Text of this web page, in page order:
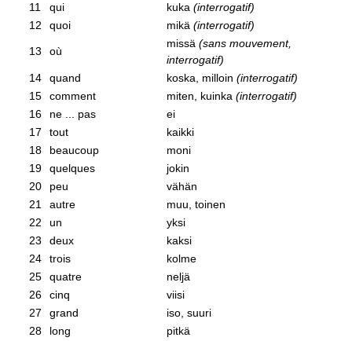
11
qui kuka (interrogatif)
12
quoi mikä (interrogatif)
13 où
missä (sans mouvement,
interrogatif)
14
quand koska, milloin (interrogatif)
15
comment miten, kuinka (interrogatif)
16
ne ... pas
ei
17
tout
kaikki
18
beaucoup
moni
19
quelques
jokin
20
peu
vähän
21
autre
muu, toinen
22
un
yksi
23
deux
kaksi
24
trois
kolme
25
quatre
neljä
26
cinq
viisi
27
grand
iso, suuri
28
long
pitkä